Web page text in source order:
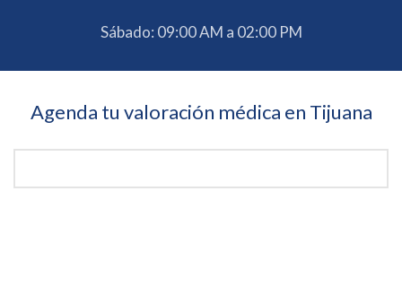
Sábado: 09:00 AM a 02:00 PM
Agenda tu valoración médica en Tijuana